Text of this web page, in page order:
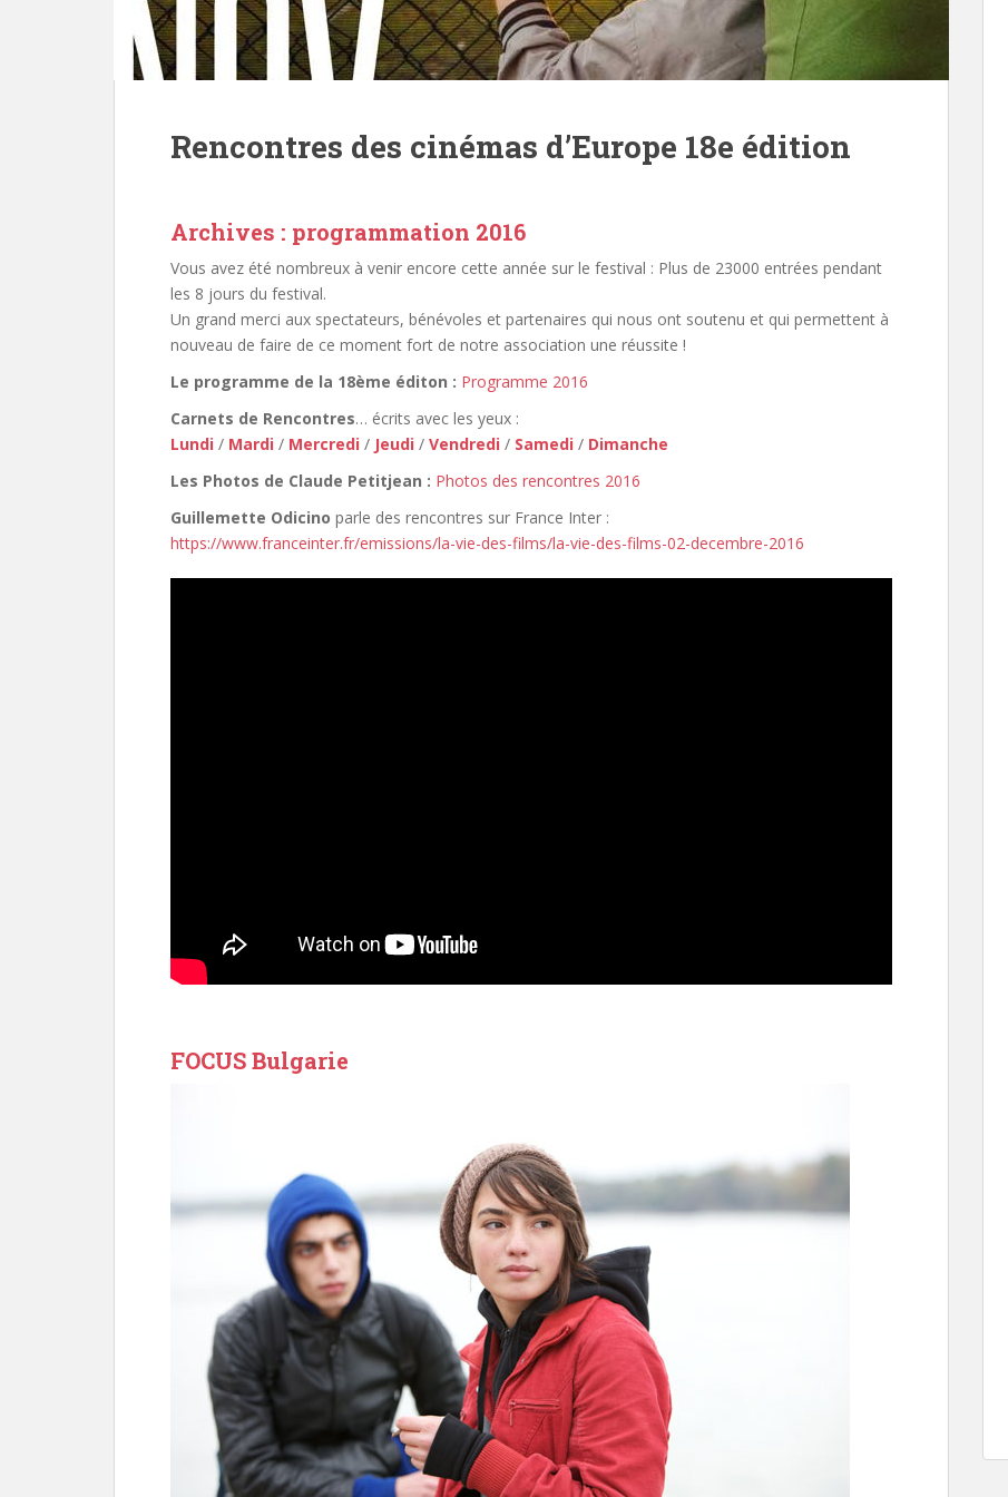
Rencontres des cinémas d’Europe 18e édition
Archives : programmation 2016
Vous avez été nombreux à venir encore cette année sur le festival : Plus de 23000 entrées pendant
les 8 jours du festival.
Un grand merci aux spectateurs, bénévoles et partenaires qui nous ont soutenu et qui permettent à
nouveau de faire de ce moment fort de notre association une réussite !
Le programme de la 18ème éditon : Programme 2016
Carnets de Rencontres… écrits avec les yeux :
Lundi / Mardi / Mercredi / Jeudi / Vendredi / Samedi / Dimanche
Les Photos de Claude Petitjean : Photos des rencontres 2016
Guillemette Odicino parle des rencontres sur France Inter :
https://www.franceinter.fr/emissions/la-vie-des-films/la-vie-des-films-02-decembre-2016
FOCUS Bulgarie